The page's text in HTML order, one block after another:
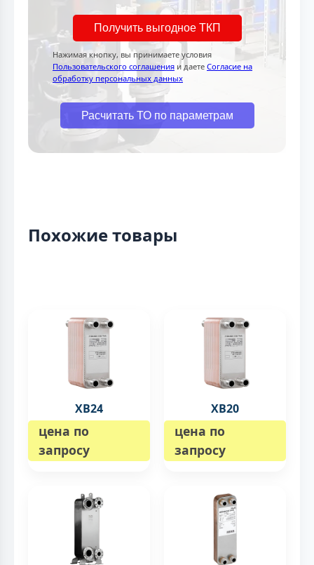
Получить выгодное ТКП
Нажимая кнопку, вы принимаете условия
Пользовательского соглашения и даете Согласие на
обработку персональных данных
Расчитать ТО по параметрам
Похожие товары
XB24
цена по
запросу
XB20
цена по
запросу